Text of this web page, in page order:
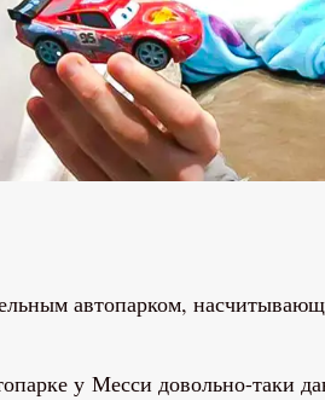
автопарком,
у Месси довольно-таки